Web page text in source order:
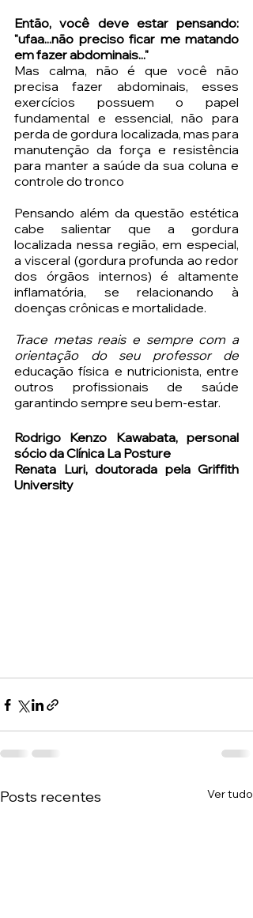
Então, você deve estar pensando:
"ufaa...não preciso ficar me matando
em fazer abdominais..."
Mas calma, não é que você não
precisa fazer abdominais, esses
exercícios possuem o papel
fundamental e essencial, não para
perda de gordura localizada, mas para
manutenção da força e resistência
para manter a saúde da sua coluna e
controle do tronco
Pensando além da questão estética
cabe salientar que a gordura
localizada nessa região, em especial,
a visceral (gordura profunda ao redor
dos órgãos internos) é altamente
inflamatória, se relacionando à
doenças crônicas e mortalidade.
Trace metas reais e sempre com a
educação física e nutricionista, entre
outros profissionais de saúde
garantindo sempre seu bem-estar.
Rodrigo Kenzo Kawabata, personal
sócio da Clínica La Posture
Renata Luri, doutorada pela Griffith
University
Posts recentes Ver tudo